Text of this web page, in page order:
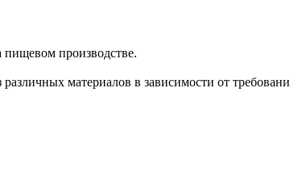
производстве.
материалов в зависимости от